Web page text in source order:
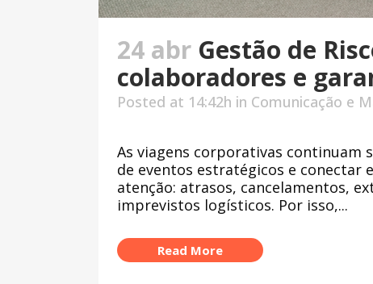
24 abr Gestão de
colaboradores e
Posted at 14:42h in Comunicação e
As viagens corporativas
de eventos estratégicos e conectar
atenção: atrasos, cancelamentos,
imprevistos logísticos. Por isso,...
Read More